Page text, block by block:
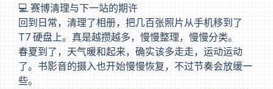
💻 赛博清理与下一站的期许
回到日常，清理了相册，把几百张照片从手机移到了
T7 硬盘上。真是越攒越多，慢慢整理，慢慢分类。
春夏到了，天气暖和起来，确实该多走走，运动运动
了。书影音的摄入也开始慢慢恢复，不过节奏会放缓一
些。